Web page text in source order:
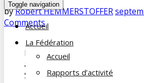
Toggle navigation
Accueil
La Fédération
Accueil
Rapports d’activité
byRobert HEMMERSTOFFER
Comments
Les membres de l’AD 57
à la traditionnelle journée de
St-Martin à ROMBAS